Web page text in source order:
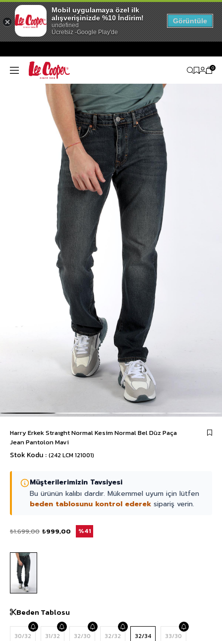
0
Harry Erkek Straıght Normal Kesim Normal Bel Düz Paça
Jean Pantolon Mavi
Stok Kodu (242 LCM 121001)
Müşterilerimizin Tavsiyesi
Bu ürünün kalıbı dardır. Mükemmel uyum için lütfen
beden tablosunu kontrol ederek sipariş verin.
₺1.699,00 ₺999,00 41
Beden Tablosu
30/32 31/32 32/30 32/32 32/34 33/30
Mobil uygulamaya özel ilk
alışverişinizde %10 İndirim!
undefined
Ücretsiz -Google Play'de
Görüntüle